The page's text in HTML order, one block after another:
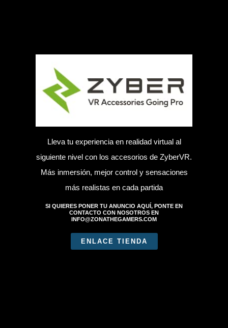
Lleva tu experiencia en realidad virtual al
siguiente nivel con los accesorios de ZyberVR.
Más inmersión, mejor control y sensaciones
más realistas en cada partida
SI QUIERES PONER TU ANUNCIO AQUÍ, PONTE EN
CONTACTO CON NOSOTROS EN
INFO@ZONATHEGAMERS.COM
ENLACE TIENDA